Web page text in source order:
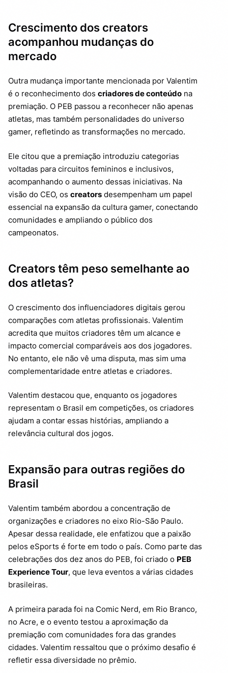
Crescimento dos creators
acompanhou mudanças do
mercado
Outra mudança importante mencionada por Valentim
é o reconhecimento dos criadores de conteúdo na
premiação. O PEB passou a reconhecer não apenas
atletas, mas também personalidades do universo
gamer, refletindo as transformações no mercado.
Ele citou que a premiação introduziu categorias
voltadas para circuitos femininos e inclusivos,
acompanhando o aumento dessas iniciativas. Na
visão do CEO, os creators desempenham um papel
essencial na expansão da cultura gamer, conectando
comunidades e ampliando o público dos
campeonatos.
Creators têm peso semelhante ao
dos atletas?
O crescimento dos influenciadores digitais gerou
comparações com atletas profissionais. Valentim
acredita que muitos criadores têm um alcance e
impacto comercial comparáveis aos dos jogadores.
No entanto, ele não vê uma disputa, mas sim uma
complementaridade entre atletas e criadores.
Valentim destacou que, enquanto os jogadores
representam o Brasil em competições, os criadores
ajudam a contar essas histórias, ampliando a
relevância cultural dos jogos.
Expansão para outras regiões do
Brasil
Valentim também abordou a concentração de
organizações e criadores no eixo Rio-São Paulo.
Apesar dessa realidade, ele enfatizou que a paixão
pelos eSports é forte em todo o país. Como parte das
celebrações dos dez anos do PEB, foi criado o PEB
Experience Tour, que leva eventos a várias cidades
brasileiras.
A primeira parada foi na Comic Nerd, em Rio Branco,
no Acre, e o evento testou a aproximação da
premiação com comunidades fora das grandes
cidades. Valentim ressaltou que o próximo desafio é
refletir essa diversidade no prêmio.